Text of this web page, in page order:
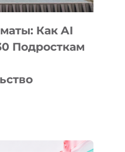
Как AI
Подросткам